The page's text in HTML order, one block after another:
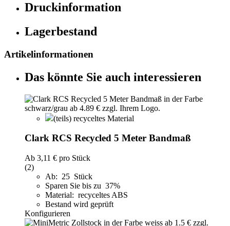
Druckinformation
Lagerbestand
Artikelinformationen
Das könnte Sie auch interessieren
(teils) recyceltes Material
Clark RCS Recycled 5 Meter Bandmaß
Ab 3,11 € pro Stück
(2)
Ab: 25 Stück
Sparen Sie bis zu 37%
Material: recyceltes ABS
Bestand wird geprüft
Konfigurieren